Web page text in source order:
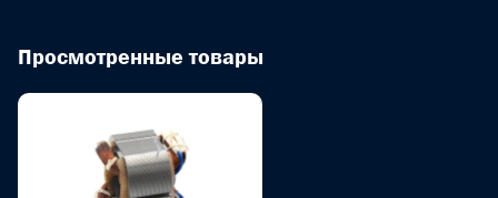
Просмотренные товары